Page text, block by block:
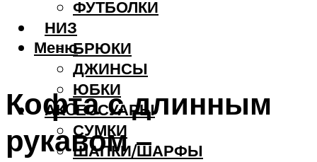
ФУТБОЛКИ
НИЗ
БРЮКИ
ДЖИНСЫ
ЮБКИ
АКCЕССУАРЫ
СУМКИ
ШАПКИ/ШАРФЫ
Меню
Кофта с длинным
рукавом –